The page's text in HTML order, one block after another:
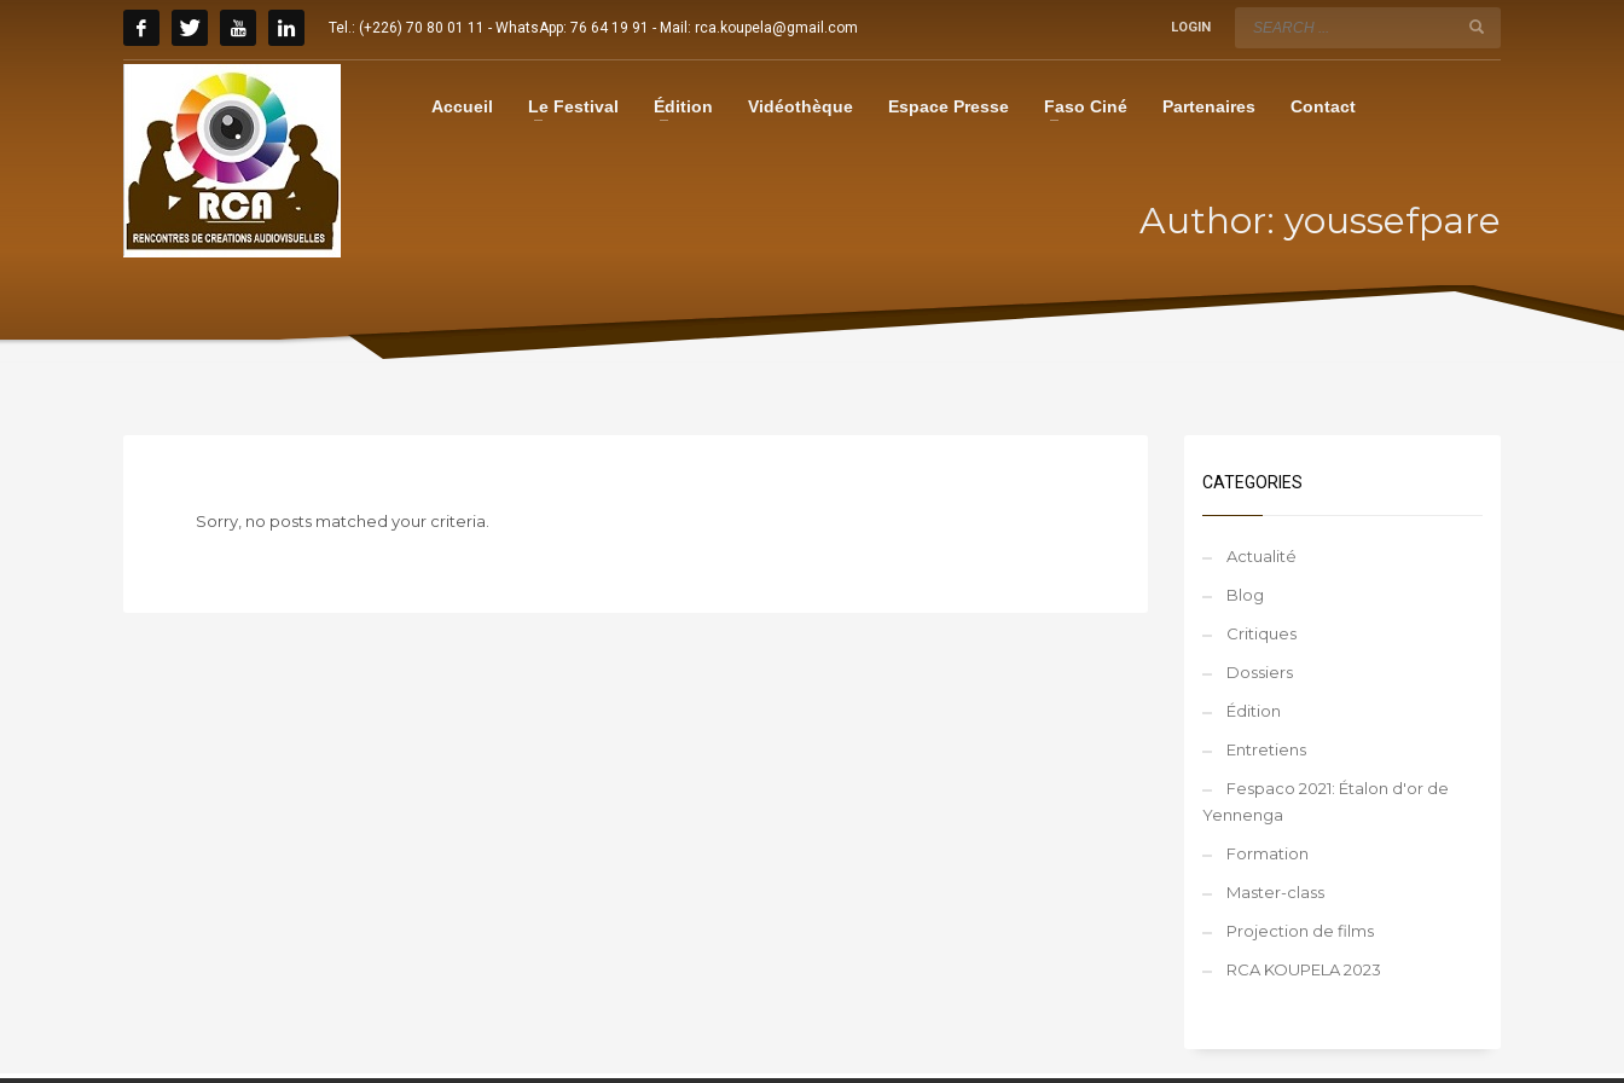
Tel.: (+226) 70 80 01 11 - WhatsApp: 76 64 19 91 - Mail: rca.koupela@gmail.com LOGIN
Accueil Le Festival Édition Vidéothèque Espace Presse Faso Ciné Partenaires Contact
Author: youssefpare
Sorry, no posts matched your criteria.
CATEGORIES
Actualité
Blog
Critiques
Dossiers
Édition
Entretiens
Fespaco 2021: Étalon d'or de
Yennenga
Formation
Master-class
Projection de films
RCA KOUPELA 2023